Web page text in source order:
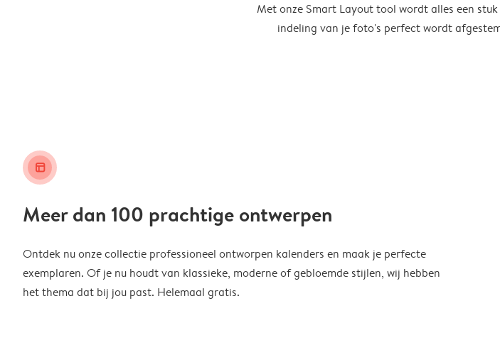
Met onze Smart Layout tool wordt alles een
indeling van je foto's perfect wordt
layout_alt
Meer dan 100 prachtige ontwerpen
Ontdek nu onze collectie professioneel ontworpen kalenders en maak je perfecte
exemplaren. Of je nu houdt van klassieke, moderne of gebloemde stijlen, wij hebben
het thema dat bij jou past. Helemaal gratis.